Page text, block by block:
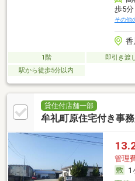
歩5分
その他
香
1階 即引き渡
駅から徒歩5分以内
貸住付店舗一部
牟礼町原住宅付き事
管理
1